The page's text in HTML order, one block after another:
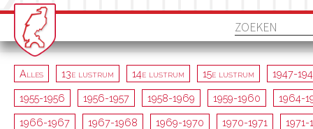
Alles 13e lustrum 14e lustrum 15e lustrum 1947-
1955-1956 1956-1957 1958-1969 1959-1960 1964-
1966-1967 1967-1968 1969-1970 1970-1971 1971-